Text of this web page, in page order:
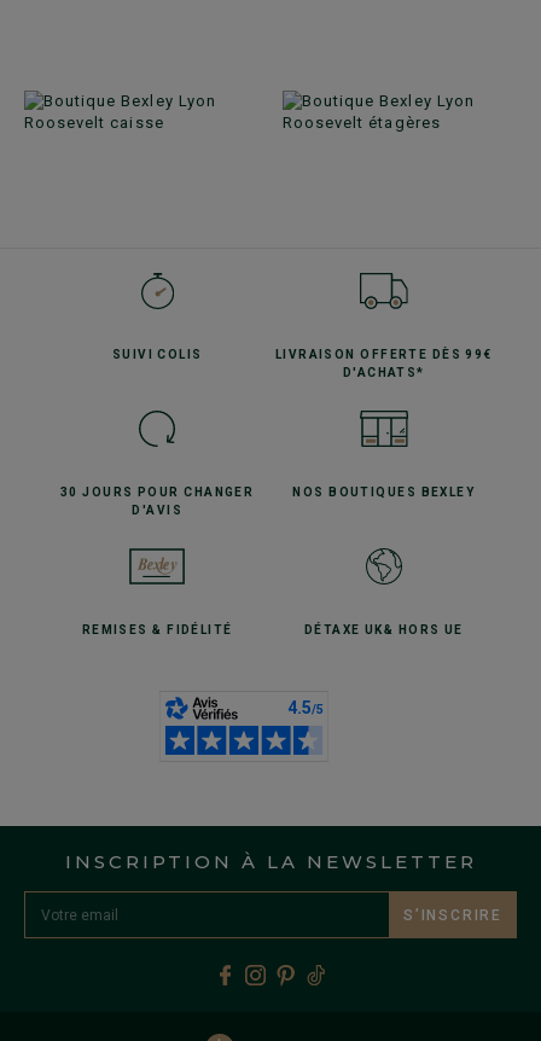
SUIVICOLIS LIVRAISON OFFERTE
DÈS 99€
D'ACHATS*
30 JOURS POURCHANGER
D'AVIS
NOS BOUTIQUES BEXLEY
REMISES& FIDÉLITÉ DÉTAXE UK& HORS UE
INSCRIPTION À LA NEWSLETTER
S’INSCRIRE